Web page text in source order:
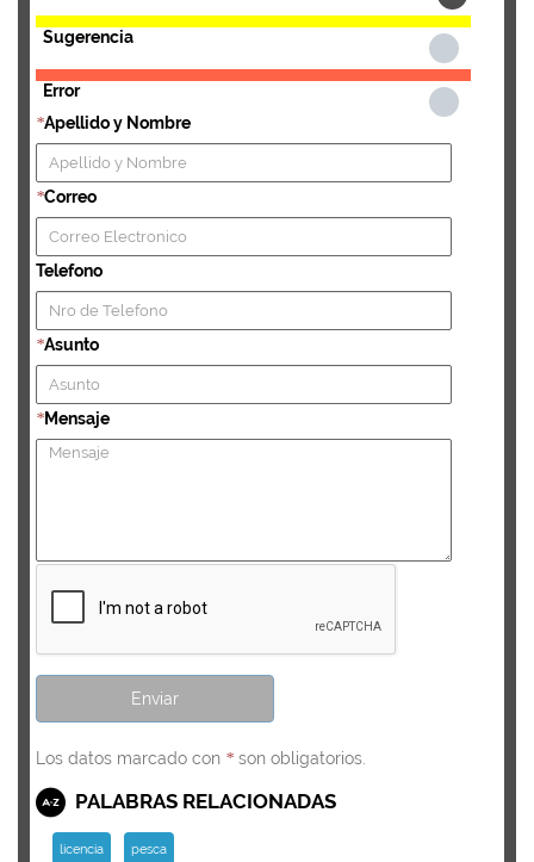
Sugerencia
Error
*Apellido y Nombre
*Correo
Telefono
*Asunto
*Mensaje
Los datos marcado con * son obligatorios.
PALABRAS RELACIONADAS
licencia pesca